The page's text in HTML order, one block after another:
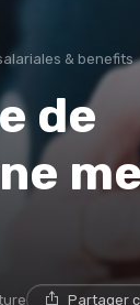
& benefits
de
Partager